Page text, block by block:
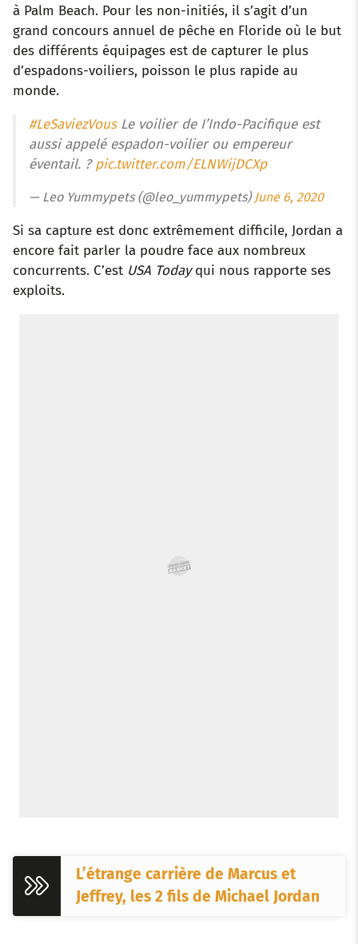
à Palm Beach. Pour les non-initiés, il s’agit d’un
grand concours annuel de pêche en Floride où le but
des différents équipages est de capturer le plus
d’espadons-voiliers, poisson le plus rapide au
monde.
#LeSaviezVousLe voilier de I’Indo-Pacifique est
aussi appelé espadon-voilier ou empereur
éventail. ?pic.twitter.com/ELNWijDCXp
— Leo Yummypets (@leo_yummypets)June 6, 2020
Si sa capture est donc extrêmement difficile, Jordan a
encore fait parler la poudre face aux nombreux
concurrents. C’est USA Todayqui nous rapporte ses
exploits.
L’étrange carrière de Marcus et
Jeffrey, les 2 fils de Michael Jordan